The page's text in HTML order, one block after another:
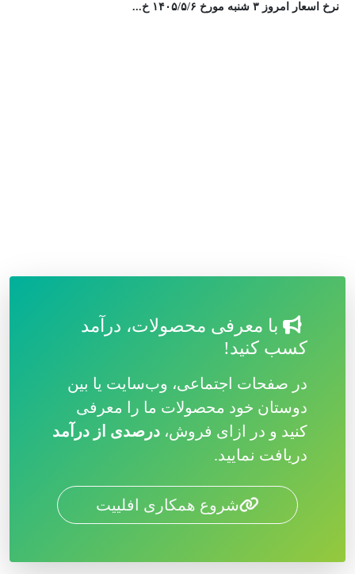
نرخ اسعار امروز ۳ شنبه مورخ ۱۴۰۵/۵/۶ خ...
با معرفی محصولات، درآمد
کسب کنید!
در صفحات اجتماعی، وب‌سایت یا بین
دوستان خود محصولات ما را معرفی
کنید و در ازای فروش، درصدی از درآمد
دریافت نمایید.
شروع همکاری افلییت